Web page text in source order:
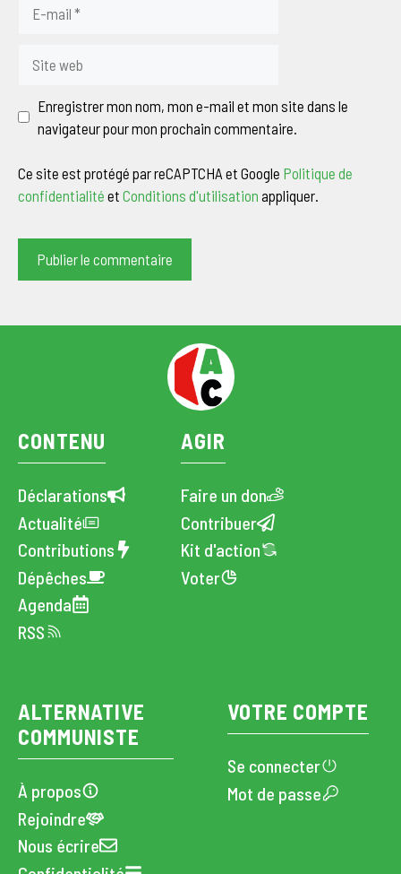
mail
web
Enregistrer mon nom, mon e-mail et mon site dans le
navigateur pour mon prochain commentaire.
Ce site est protégé par reCAPTCHA et Google Politique de
confidentialité et Conditions d'utilisation appliquer.
CONTENU
Déclarations
Actualité
Contributions
Dépêches
Agenda
RSS
AGIR
Faire un don
Contribuer
Kit d'action
Voter
ALTERNATIVE
COMMUNISTE
À propos
Rejoindre
Nous écrire
VOTRE COMPTE
Se connecter
Mot de passe